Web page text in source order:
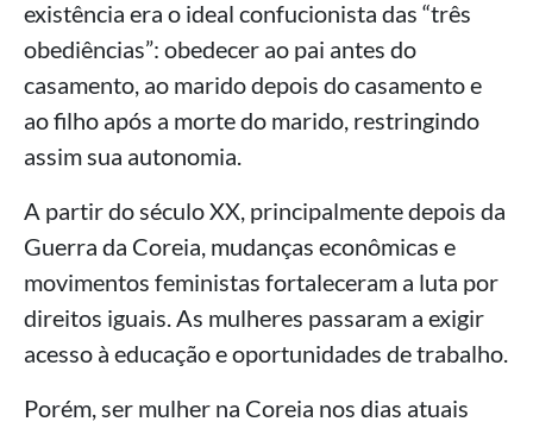
existência era o ideal confucionista das “três
obediências”: obedecer ao pai antes do
casamento, ao marido depois do casamento e
ao filho após a morte do marido, restringindo
assim sua autonomia.
A partir do século XX, principalmente depois da
Guerra da Coreia, mudanças econômicas e
movimentos feministas fortaleceram a luta por
direitos iguais. As mulheres passaram a exigir
acesso à educação e oportunidades de trabalho.
Porém, ser mulher na Coreia nos dias atuais